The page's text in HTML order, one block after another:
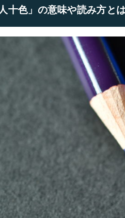
人十色」の意味や読み方と